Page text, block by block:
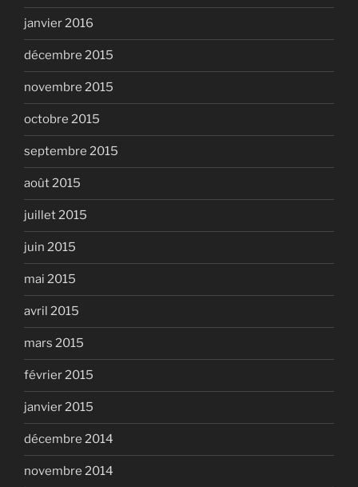
janvier 2016
décembre 2015
novembre 2015
octobre 2015
septembre 2015
août 2015
juillet 2015
juin 2015
mai 2015
avril 2015
mars 2015
février 2015
janvier 2015
décembre 2014
novembre 2014